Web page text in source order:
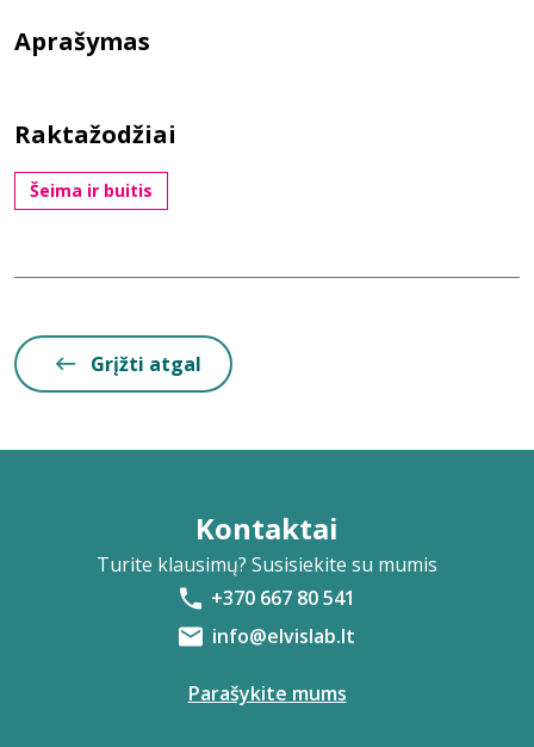
Aprašymas
Raktažodžiai
Šeima ir buitis
Grįžti atgal
Kontaktai
Turite klausimų? Susisiekite su mumis
+370 667 80 541
info@elvislab.lt
Parašykite mums